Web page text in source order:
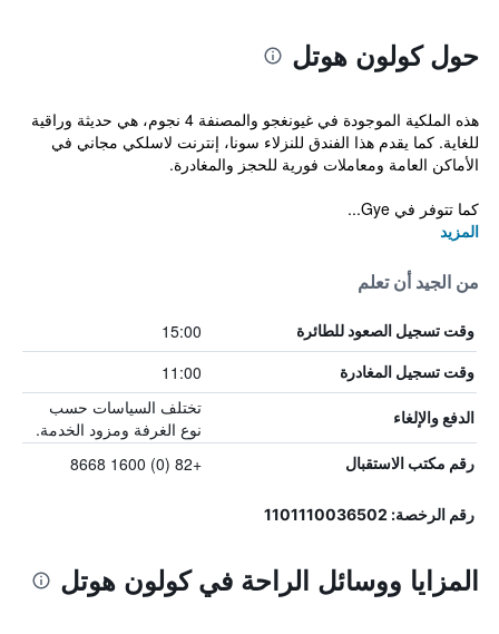
حول كولون هوتل
هذه الملكية الموجودة في غيونغجو والمصنفة 4 نجوم، هي حديثة وراقية
للغاية. كما يقدم هذا الفندق للنزلاء سونا، إنترنت لاسلكي مجاني في
الأماكن العامة ومعاملات فورية للحجز والمغادرة.
كما تتوفر في Gye...
المزيد
من الجيد أن تعلم
وقت تسجيل الصعود للطائرة 15:00
وقت تسجيل المغادرة 11:00
الدفع والإلغاء
تختلف السياسات حسب
نوع الغرفة ومزود الخدمة.
رقم مكتب الاستقبال +82 (0) 1600 8668
رقم الرخصة: 1101110036502
المزايا ووسائل الراحة في كولون هوتل